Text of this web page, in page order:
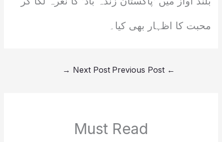
محبت کا اظہار بھی کیا۔
←
Next Post
→
Must Read